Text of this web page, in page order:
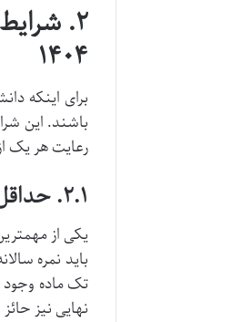
۲.
۱۴۰۴
برای اینکه
رعایت هر یک
۲.۱. حداقل نمره سالانه و برگه
یکی از
تک ماده وجود
نهایی نیز حائز